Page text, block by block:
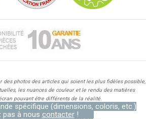
des photos des articles qui soient les plus fidèles possible,
les nuances de couleur et le rendu des matières
pouvant être différents de la réalité.
spécifique (dimensions, coloris, etc.)
pas à nous contacter!